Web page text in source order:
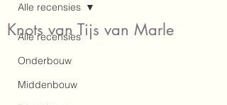
Alle recensies
Onderbouw
Middenbouw
Alle recensies
Knots van Tijs van Marle